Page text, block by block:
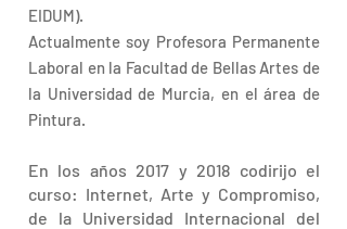
EIDUM).
Actualmente soy Profesora Permanente
Laboral en la Facultad de Bellas Artes de
la Universidad de Murcia, en el área de
Pintura.
En los años 2017 y 2018 codirijo el
curso: Internet, Arte y Compromiso,
de la Universidad Internacional del